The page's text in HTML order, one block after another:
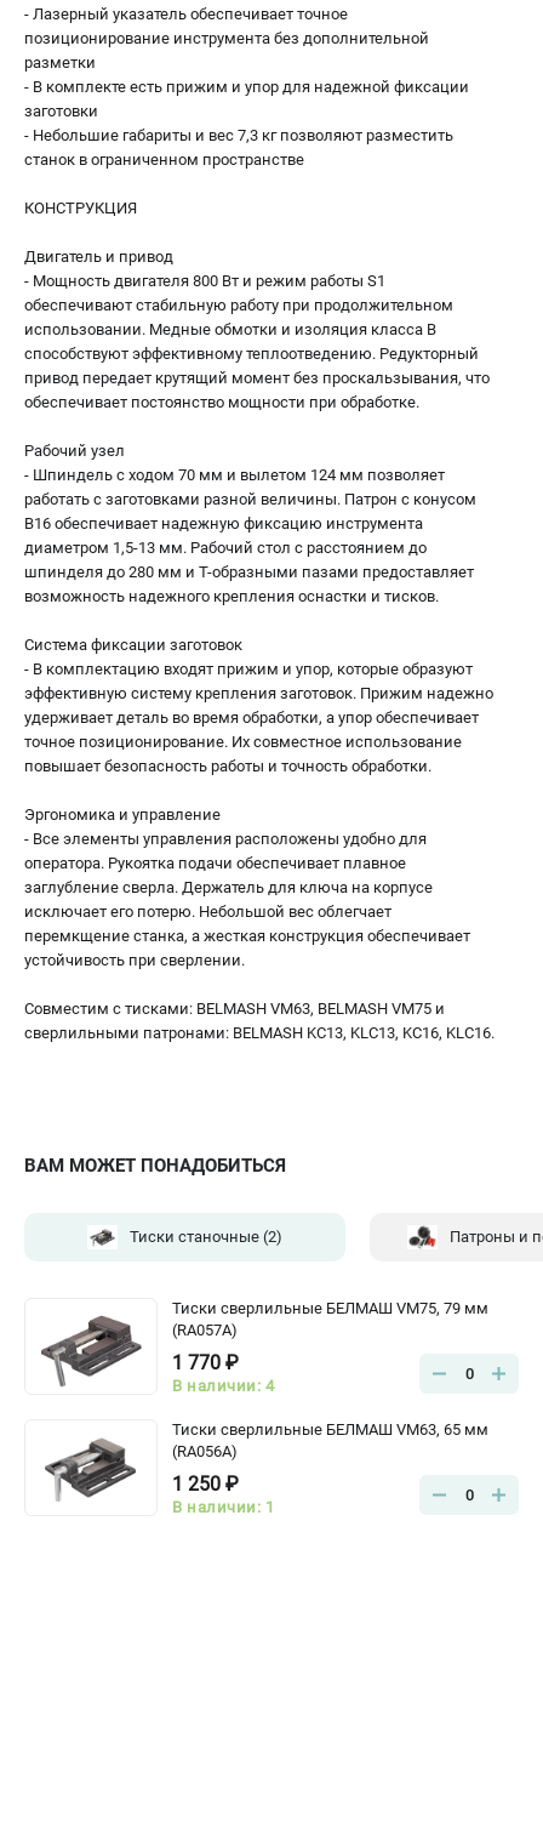
ВАМ МОЖЕТ ПОНАДОБИТЬСЯ
Тиски станочные (2) Патроны и
Тиски сверлильные БЕЛМАШ VM75, 79 мм
(RA057A)
1 770 ₽
В наличии: 4
0
Тиски сверлильные БЕЛМАШ VM63, 65 мм
(RA056A)
1 250 ₽
В наличии: 1
0
- Лазерный указатель обеспечивает точное
позиционирование инструмента без дополнительной
разметки
- В комплекте есть прижим и упор для надежной фиксации
заготовки
- Небольшие габариты и вес 7,3 кг позволяют разместить
станок в ограниченном пространстве
КОНСТРУКЦИЯ
Двигатель и привод
- Мощность двигателя 800 Вт и режим работы S1
обеспечивают стабильную работу при продолжительном
использовании. Медные обмотки и изоляция класса B
способствуют эффективному теплоотведению. Редукторный
привод передает крутящий момент без проскальзывания, что
обеспечивает постоянство мощности при обработке.
Рабочий узел
- Шпиндель с ходом 70 мм и вылетом 124 мм позволяет
работать с заготовками разной величины. Патрон с конусом
B16 обеспечивает надежную фиксацию инструмента
диаметром 1,5-13 мм. Рабочий стол с расстоянием до
шпинделя до 280 мм и Т-образными пазами предоставляет
возможность надежного крепления оснастки и тисков.
Система фиксации заготовок
- В комплектацию входят прижим и упор, которые образуют
эффективную систему крепления заготовок. Прижим надежно
удерживает деталь во время обработки, а упор обеспечивает
точное позиционирование. Их совместное использование
повышает безопасность работы и точность обработки.
Эргономика и управление
- Все элементы управления расположены удобно для
оператора. Рукоятка подачи обеспечивает плавное
заглубление сверла. Держатель для ключа на корпусе
исключает его потерю. Небольшой вес облегчает
перемкщение станка, а жесткая конструкция обеспечивает
устойчивость при сверлении.
Совместим с тисками: BELMASH VM63, BELMASH VM75 и
сверлильными патронами: BELMASH KC13, KLC13, KC16, KLC16.